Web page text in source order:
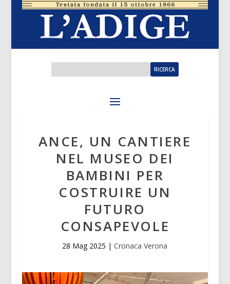
ANCE, UN CANTIERE
NEL MUSEO DEI
BAMBINI PER
COSTRUIRE UN
FUTURO
CONSAPEVOLE
28 Mag 2025 |Cronaca Verona